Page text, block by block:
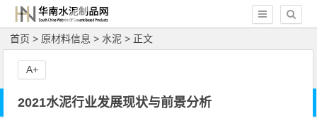
首页 > 原材料信息 > 水泥 > 正文
2021水泥行业发展现状与前景分析
A+